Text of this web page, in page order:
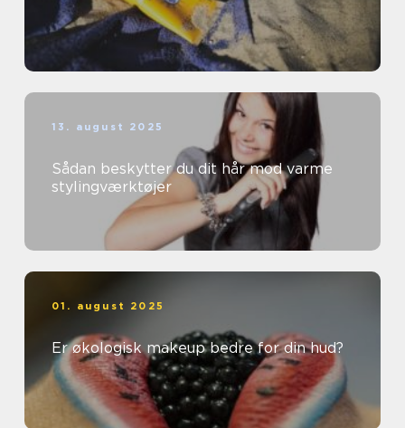
13. august 2025
Sådan beskytter du dit hår mod varme
stylingværktøjer
01. august 2025
Er økologisk makeup bedre for din hud?